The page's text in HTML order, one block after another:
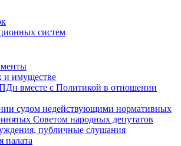
систем
и имуществе
вместе с Политикой в отношении
судом недействующими нормативных
Советом народных депутатов
публичные слушания
палата